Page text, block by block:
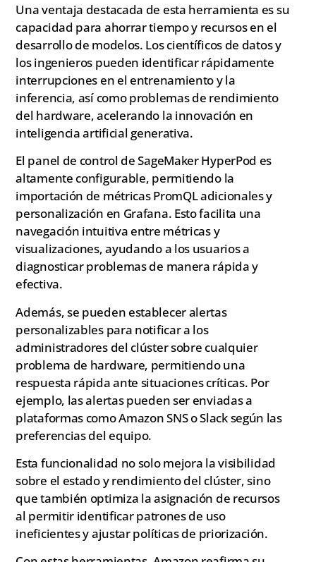
Una ventaja destacada de esta herramienta es su
capacidad para ahorrar tiempo y recursos en el
desarrollo de modelos. Los científicos de datos y
los ingenieros pueden identificar rápidamente
interrupciones en el entrenamiento y la
inferencia, así como problemas de rendimiento
del hardware, acelerando la innovación en
inteligencia artificial generativa.
El panel de control de SageMaker HyperPod es
altamente configurable, permitiendo la
importación de métricas PromQL adicionales y
personalización en Grafana. Esto facilita una
navegación intuitiva entre métricas y
visualizaciones, ayudando a los usuarios a
diagnosticar problemas de manera rápida y
efectiva.
Además, se pueden establecer alertas
personalizables para notificar a los
administradores del clúster sobre cualquier
problema de hardware, permitiendo una
respuesta rápida ante situaciones críticas. Por
ejemplo, las alertas pueden ser enviadas a
plataformas como Amazon SNS o Slack según las
preferencias del equipo.
Esta funcionalidad no solo mejora la visibilidad
sobre el estado y rendimiento del clúster, sino
que también optimiza la asignación de recursos
al permitir identificar patrones de uso
ineficientes y ajustar políticas de priorización.